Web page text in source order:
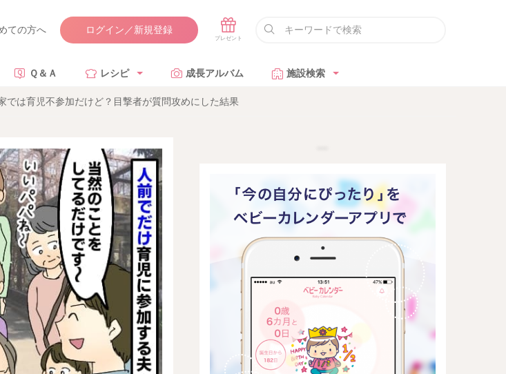
ての方へ ログイン／新規登録
Ｑ＆Ａ レシピ 成長アルバム 施設検索
は育児不参加だけど？目撃者が質問攻めにした結果